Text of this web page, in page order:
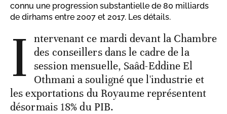
connu une progression substantielle de 80 milliards
de dirhams entre 2007 et 2017. Les détails.
I ntervenant ce mardi devant la Chambre
des conseillers dans le cadre de la
session mensuelle, Saâd-Eddine El
Othmani a souligné que l'industrie et
les exportations du Royaume représentent
désormais 18% du PIB.